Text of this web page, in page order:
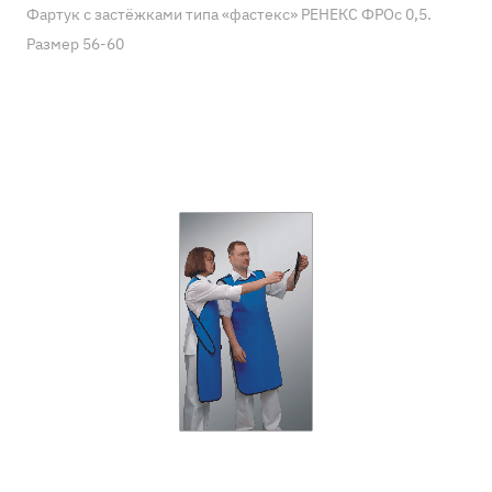
Фартук с застёжками типа «фастекс» РЕНЕКС ФРОс 0,5.
Размер 56-60